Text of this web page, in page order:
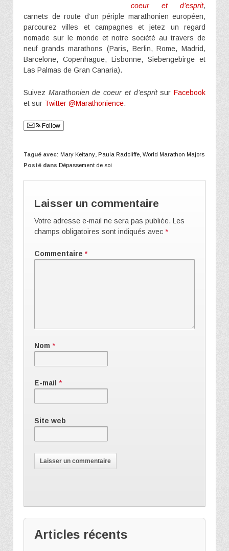
coeur et d’esprit,
carnets de route d’un périple marathonien européen,
parcourez villes et campagnes et jetez un regard
nomade sur le monde et notre société au travers de
neuf grands marathons (Paris, Berlin, Rome, Madrid,
Barcelone, Copenhague, Lisbonne, Siebengebirge et
Las Palmas de Gran Canaria).
Suivez Marathonien de coeur et d’espritsurFacebook
et sur Twitter @Marathonience.
Follow
Tagué avec: Mary Keitany Paula Radcliffe World Marathon Majors
Posté dans Dépassement de soi
Laisser un commentaire
Votre adresse e-mail ne sera pas publiée. Les
champs obligatoires sont indiqués avec *
Commentaire *
Nom *
E-mail *
Site web
Articles récents